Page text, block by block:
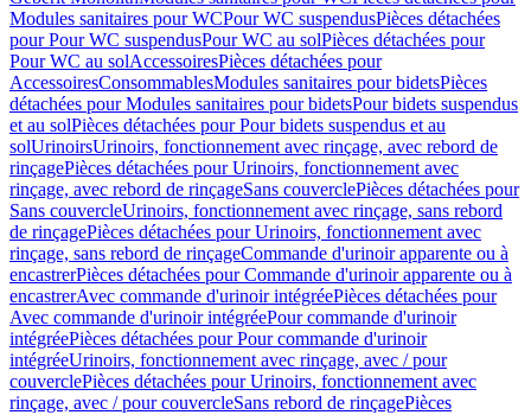
Modules sanitaires pour WCPour WC suspendusPièces détachées
pour Pour WC suspendusPour WC au solPièces détachées pour
Pour WC au solAccessoiresPièces détachées pour
AccessoiresConsommablesModules sanitaires pour bidetsPièces
détachées pour Modules sanitaires pour bidetsPour bidets suspendus
et au solPièces détachées pour Pour bidets suspendus et au
solUrinoirsUrinoirs, fonctionnement avec rinçage, avec rebord de
rinçagePièces détachées pour Urinoirs, fonctionnement avec
rinçage, avec rebord de rinçageSans couverclePièces détachées pour
Sans couvercleUrinoirs, fonctionnement avec rinçage, sans rebord
de rinçagePièces détachées pour Urinoirs, fonctionnement avec
rinçage, sans rebord de rinçageCommande d'urinoir apparente ou à
encastrerPièces détachées pour Commande d'urinoir apparente ou à
encastrerAvec commande d'urinoir intégréePièces détachées pour
Avec commande d'urinoir intégréePour commande d'urinoir
intégréePièces détachées pour Pour commande d'urinoir
intégréeUrinoirs, fonctionnement avec rinçage, avec / pour
couverclePièces détachées pour Urinoirs, fonctionnement avec
rinçage, avec / pour couvercleSans rebord de rinçagePièces